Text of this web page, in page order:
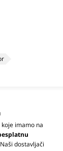
imamo na
dostavljači